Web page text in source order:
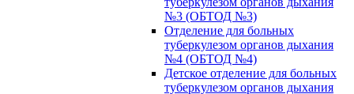
№3 (ОБТОД №3)
Отделение для больных
туберкулезом органов дыхания
№4 (ОБТОД №4)
Детское отделение для больных
туберкулезом органов дыхания